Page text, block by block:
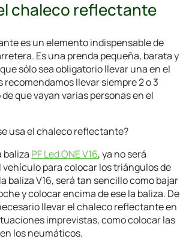
chaleco reflectante
es un elemento indispensable de
Es una prenda pequeña, barata y
sólo sea obligatorio llevar una en el
llevar siempre 2 o 3
que vayan varias personas en el
baliza PF Led ONE V16, ya no será
vehículo para colocar los triángulos de
baliza V16, será tan sencillo como bajar
y colocar encima de ese la baliza. De
llevar el chaleco reflectante en
imprevistas, como colocar las
los neumáticos.